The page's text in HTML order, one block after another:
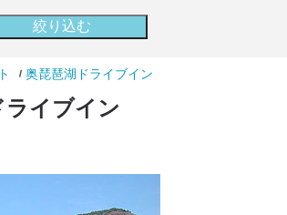
奥琵琶湖ドライブイン
ライブイン